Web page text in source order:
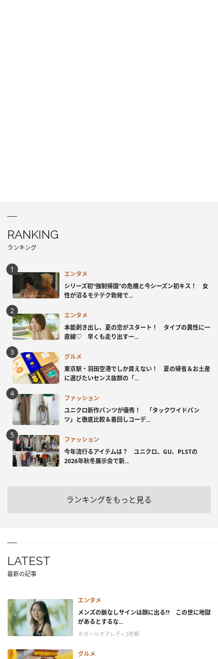
RANKING
ランキング
エンタメ
シリーズ初“強制帰国”の危機と今シーズン初キス！ 女
性が沼るモテテク勃発で...
エンタメ
本能剥き出し、夏の恋がスタート！ タイプの異性に一
直線♡ 早くも走り出す一...
グルメ
東京駅・羽田空港でしか買えない！ 夏の帰省＆お土産
に選びたいセンス抜群の「...
ファッション
ユニクロ新作パンツが優秀！ 「タックワイドパン
ツ」と徹底比較＆着回しコーデ...
ファッション
今年流行るアイテムは？ ユニクロ、GU、PLSTの
2026年秋冬展示会で新...
ランキングをもっと見る
LATEST
最新の記事
エンタメ
メンズの脈なしサインは顔に出る!? この世に地獄
があるとするな...
＃ガールオアレディ3考察
グルメ